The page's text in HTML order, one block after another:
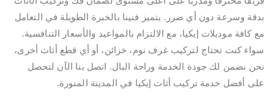
بدقة وسرعة دون أي ضرر. يتميز فنينا بالخبرة الطويلة في التعامل
مع كافة موديلات إيكيا، مع الالتزام بالمواعيد والأسعار التنافسية.
سواء كنت تحتاج لتركيب غرف نوم، خزائن، أو أي قطع أثاث أخرى،
نحن نضمن لك جودة الخدمة وراحة البال. اتصل بنا الآن لتحصل
على أفضل خدمة تركيب أثاث إيكيا في المدينة المنورة.